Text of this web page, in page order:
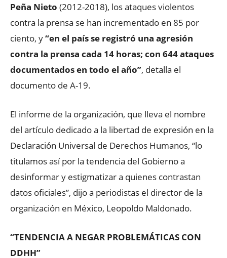
Peña Nieto (2012-2018), los ataques violentos
contra la prensa se han incrementado en 85 por
ciento, y“en el país se registró una agresión
contra la prensa cada 14 horas; con 644 ataques
documentados en todo el año”, detalla el
documento de A-19.
El informe de la organización, que lleva el nombre
del artículo dedicado a la libertad de expresión en la
Declaración Universal de Derechos Humanos, “lo
titulamos así por la tendencia del Gobierno a
desinformar y estigmatizar a quienes contrastan
datos oficiales”, dijo a periodistas el director de la
organización en México, Leopoldo Maldonado.
“TENDENCIA A NEGAR PROBLEMÁTICAS CON
DDHH”